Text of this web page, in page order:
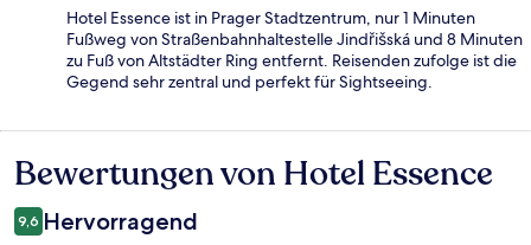
Hotel Essence ist in Prager Stadtzentrum, nur 1 Minuten
Fußweg von Straßenbahnhaltestelle Jindřišská und 8 Minuten
zu Fuß von Altstädter Ring entfernt. Reisenden zufolge ist die
Gegend sehr zentral und perfekt für Sightseeing.
Bewertungen
Bewertungen von Hotel Essence
9,6 Hervorragend